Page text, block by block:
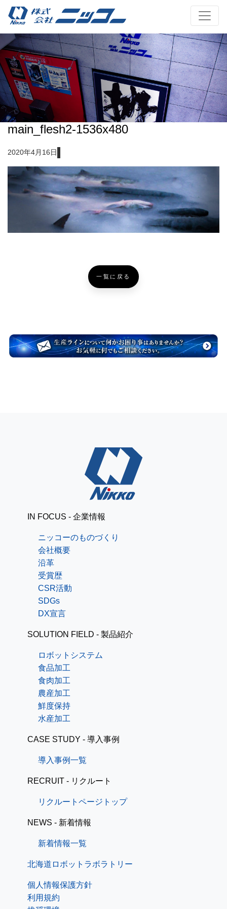
main_flesh2-1536x480
2020年4月16日
一覧に戻る
IN FOCUS - 企業情報
ニッコーのものづくり
会社概要
沿革
受賞歴
CSR活動
SDGs
DX宣言
SOLUTION FIELD - 製品紹介
ロボットシステム
食品加工
食肉加工
農産加工
鮮度保持
水産加工
CASE STUDY - 導入事例
導入事例一覧
RECRUIT - リクルート
リクルートページトップ
NEWS - 新着情報
新着情報一覧
北海道ロボットラボラトリー
個人情報保護方針
利用規約